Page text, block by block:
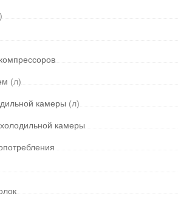
(л)
камеры (л)
камеры